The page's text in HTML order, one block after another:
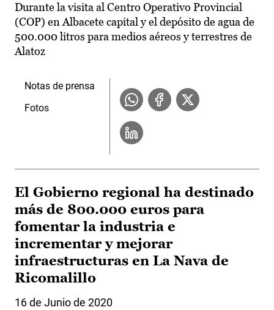
Durante la visita al Centro Operativo Provincial
(COP) en Albacete capital y el depósito de agua de
500.000 litros para medios aéreos y terrestres de
Alatoz
Notas de prensa
Fotos
El Gobierno regional ha destinado
más de 800.000 euros para
fomentar la industria e
incrementar y mejorar
infraestructuras en La Nava de
Ricomalillo
16 de Junio de 2020